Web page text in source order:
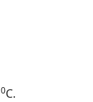
0C.